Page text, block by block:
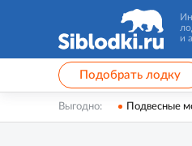
и
Подобрать лодку
Выгодно: Подвесные